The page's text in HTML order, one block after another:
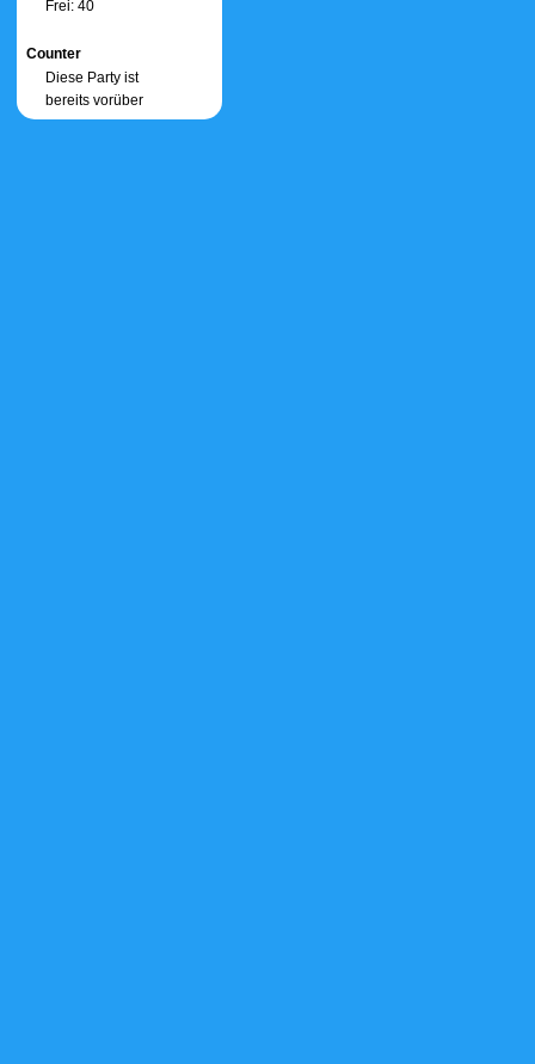
Frei: 40
Counter
Diese Party ist
bereits vorüber